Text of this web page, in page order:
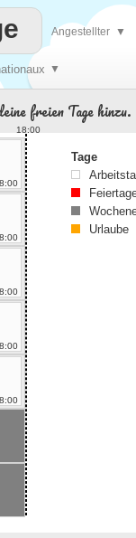
▼
Angestellter ▼
freien Tage hinzu.
18:00
Tage
Urlaube